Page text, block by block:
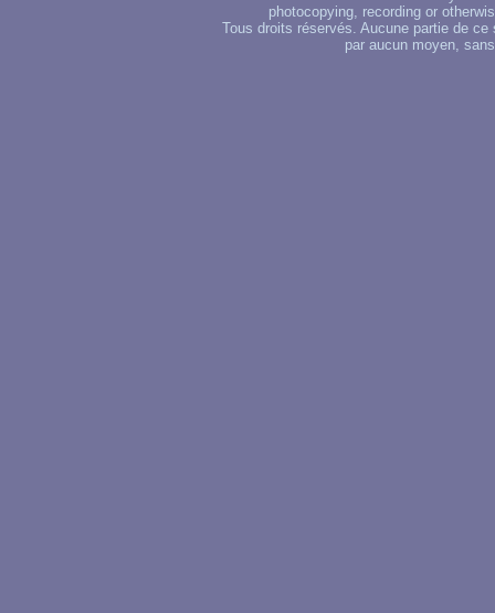
photocopying, recording or
Tous droits réservés. Aucune partie de
par aucun moyen,